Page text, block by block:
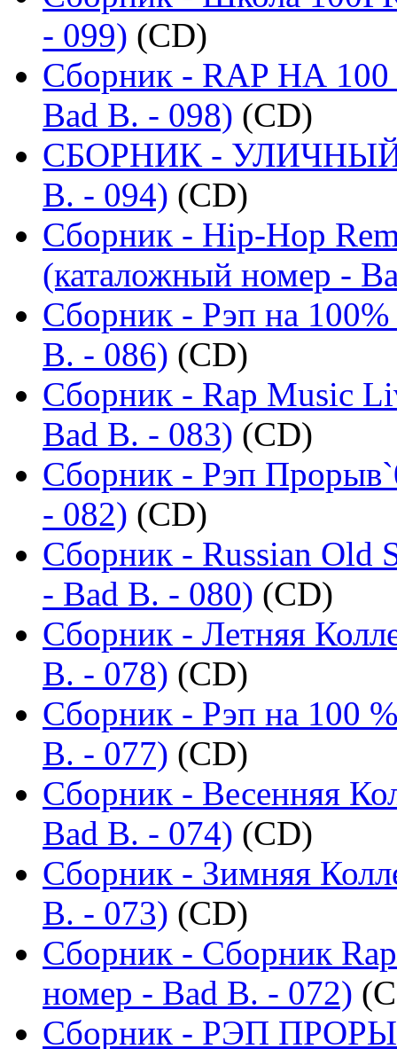
- 099) (CD)
Сборник - RAP НА 100
Bad B. - 098) (CD)
СБОРНИК - УЛИЧНЫЙ
B. - 094) (CD)
Сборник - Hip-Hop
(каталожный номер -
Сборник - Рэп на
B. - 086) (CD)
Сборник - Rap Music
Bad B. - 083) (CD)
Сборник - Рэп
- 082) (CD)
Сборник - Russian Old
- Bad B. - 080) (CD)
Сборник - Летняя
B. - 078) (CD)
Сборник - Рэп на 100
B. - 077) (CD)
Сборник - Весенняя
Bad B. - 074) (CD)
Сборник - Зимняя
B. - 073) (CD)
Сборник - Сборник
номер - Bad B. - 072)
Сборник - РЭП